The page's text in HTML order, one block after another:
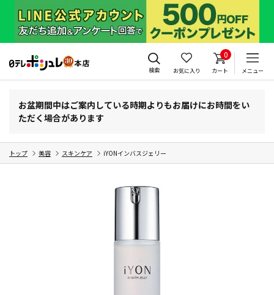
検索 お気に入り
0
カート メニュー
お盆期間中はご案内している時期よりもお届けにお時間をい
ただく場合があります
トップ 美容 スキンケア iYONインバスジェリー